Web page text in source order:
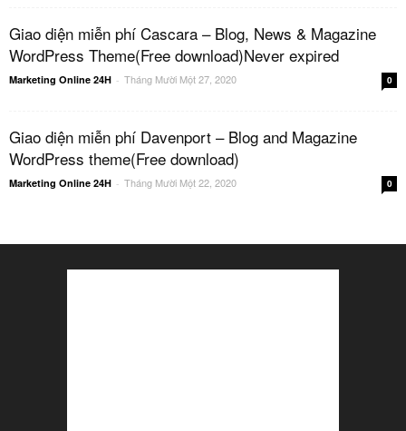
Giao diện miễn phí Cascara – Blog, News & Magazine
WordPress Theme(Free download)Never expired
Marketing Online 24H - Tháng Mười Một 27, 2020 0
Giao diện miễn phí Davenport – Blog and Magazine
WordPress theme(Free download)
Marketing Online 24H - Tháng Mười Một 22, 2020 0